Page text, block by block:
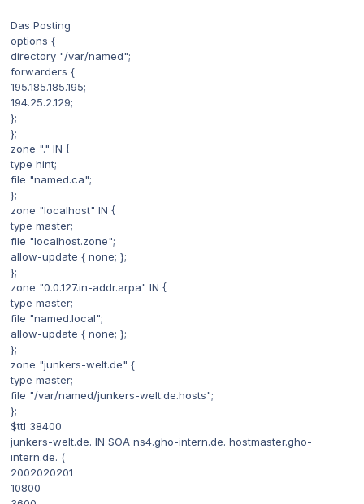
Das Posting
options {
directory "/var/named";
forwarders {
195.185.185.195;
194.25.2.129;
};
};
zone "." IN {
type hint;
file "named.ca";
};
zone "localhost" IN {
type master;
file "localhost.zone";
allow-update { none; };
};
zone "0.0.127.in-addr.arpa" IN {
type master;
file "named.local";
allow-update { none; };
};
zone "junkers-welt.de" {
type master;
file "/var/named/junkers-welt.de.hosts";
};
$ttl 38400
junkers-welt.de. IN SOA ns4.gho-intern.de. hostmaster.gho-
intern.de. (
2002020201
10800